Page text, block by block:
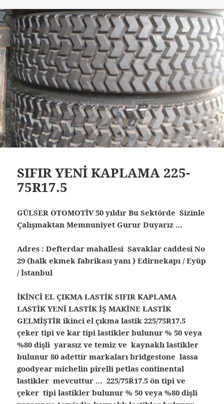
SIFIR YENİ KAPLAMA 225-
75R17.5
GÜLSER OTOMOTİV 50 yıldır Bu Sektörde Sizinle
Çalışmaktan Memnuniyet Gurur Duyarız …
Adres : Defterdar mahallesi Savaklar caddesi No
29 (halk ekmek fabrikası yanı ) Edirnekapı / Eyüp
/ İstanbul
İKİNCİ EL ÇIKMA LASTİK SIFIR KAPLAMA
LASTİK YENİ LASTİK İŞ MAKİNE LASTİK
GELMİŞTİR ikinci el çıkma lastik 225/75R17.5
çeker tipi ve kar tipi lastikler bulunur % 50 veya
%80 dişli yarasız ve temiz ve kaynaklı lastikler
bulunur 80 adettir markaları bridgestone lassa
goodyear michelin pirelli petlas continental
lastikler mevcuttur … 225/75R17.5 ön tipi ve
çeker tipi lastikler bulunur % 50 veya %80 dişli